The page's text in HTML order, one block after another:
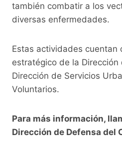
también combatir a los
diversas enfermedades.
Estas actividades cuentan
estratégico de la Dirección
Dirección de Servicios
Voluntarios.
Para más información,
Dirección de Defensa del